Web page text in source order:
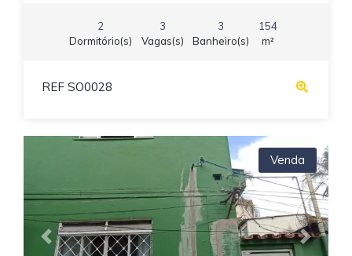
2
Dormitório(s)
3
Vagas(s)
3
Banheiro(s)
154
m²
REF SO0028
Previous Next
Venda